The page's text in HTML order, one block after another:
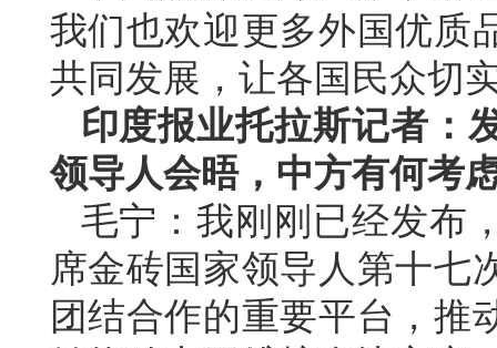
我们也欢迎更多外国优质
共同发展，让各国民众切
印度报业托拉斯记者：
领导人会晤，中方有何考
毛宁：我刚刚已经发布
席金砖国家领导人第十七
团结合作的重要平台，推